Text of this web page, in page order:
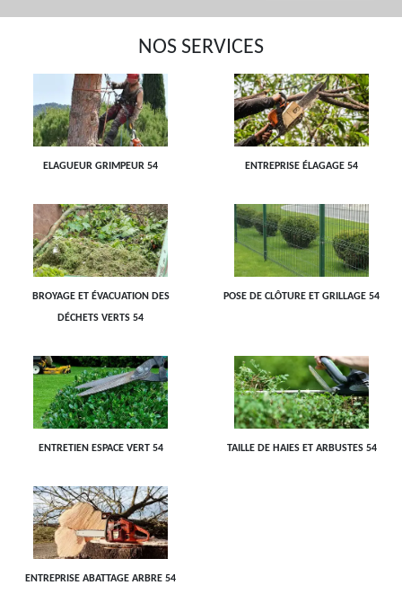
NOS SERVICES
ELAGUEUR GRIMPEUR 54 ENTREPRISE ÉLAGAGE 54
BROYAGE ET ÉVACUATION DES
DÉCHETS VERTS 54
POSE DE CLÔTURE ET GRILLAGE 54
ENTRETIEN ESPACE VERT 54 TAILLE DE HAIES ET ARBUSTES 54
ENTREPRISE ABATTAGE ARBRE 54